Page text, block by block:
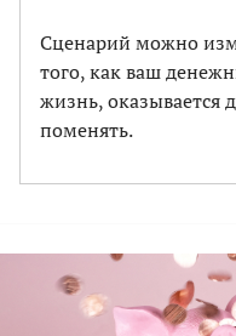
Сценарий можно
того, как ваш
жизнь, оказывается
поменять.